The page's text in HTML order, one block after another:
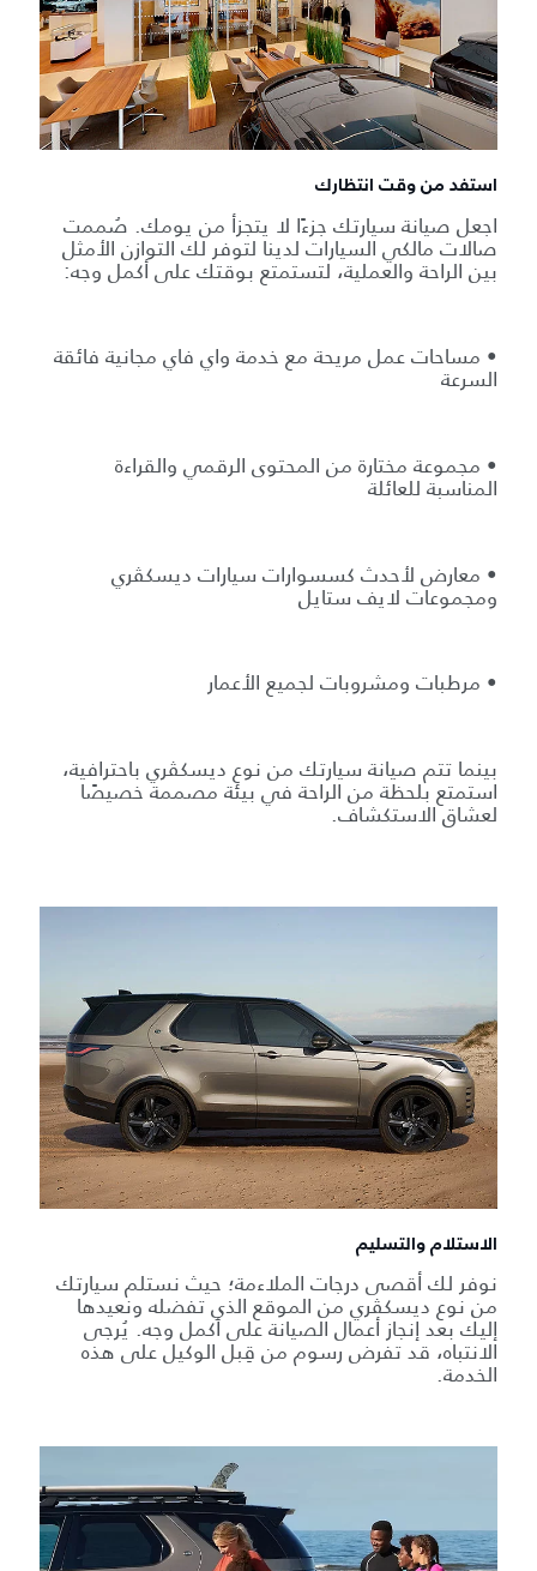
استفد من وقت انتظارك
اجعل صيانة سيارتك جزءًا لا يتجزأ من يومك. صُممت
صالات مالكي السيارات لدينا لتوفر لك التوازن الأمثل
بين الراحة والعملية، لتستمتع بوقتك على أكمل وجه:
• مساحات عمل مريحة مع خدمة واي فاي مجانية فائقة
السرعة
• مجموعة مختارة من المحتوى الرقمي والقراءة
المناسبة للعائلة
• معارض لأحدث كسسوارات سيارات ديسكڤري
ومجموعات لايف ستايل
• مرطبات ومشروبات لجميع الأعمار
بينما تتم صيانة سيارتك من نوع ديسكڤري باحترافية،
استمتع بلحظة من الراحة في بيئة مصممة خصيصًا
لعشاق الاستكشاف.
الاستلام والتسليم
نوفر لك أقصى درجات الملاءمة؛ حيث نستلم سيارتك
من نوع ديسكڤري من الموقع الذي تفضله ونعيدها
إليك بعد إنجاز أعمال الصيانة على أكمل وجه. يُرجى
الانتباه، قد تفرض رسوم من قِبل الوكيل على هذه
الخدمة.